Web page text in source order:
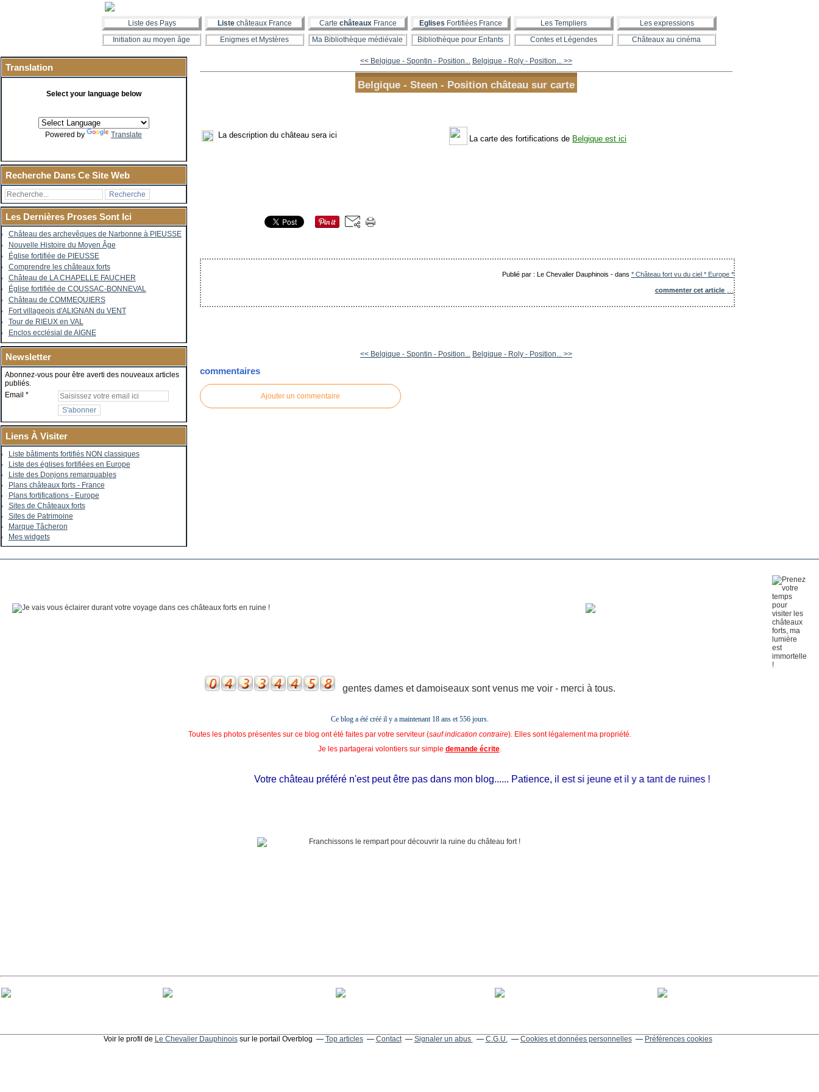
Liste des Pays Liste châteaux France Carte châteauxFrance Eglises Fortifiées France Les Templiers
Les expressions
Initiation au moyen âge
Enigmes et Mystères Ma Bibliothèque médiévale Bibliothèque pour Enfants Contes et Légendes Châteaux au cinéma
Translation
Select your language below
Powered by Translate
Recherche Dans Ce Site Web
Les Dernières Proses Sont Ici
Château des archevêques de Narbonne à PIEUSSE
Nouvelle Histoire du Moyen Âge
Église fortifiée de PIEUSSE
Comprendre les châteaux forts
Château de LA CHAPELLE FAUCHER
Église fortifiée de COUSSAC-BONNEVAL
Château de COMMEQUIERS
Fort villageois d'ALIGNAN du VENT
Tour de RIEUX en VAL
Enclos ecclésial de AIGNE
Newsletter
Abonnez-vous pour être averti des nouveaux articles
publiés.
Email
Liens À Visiter
Liste bâtiments fortifiés NON classiques
Liste des églises fortifiées en Europe
Liste des Donjons remarquables
Plans châteaux forts - France
Plans fortifications - Europe
Sites de Châteaux forts
Sites de Patrimoine
Marque Tâcheron
Mes widgets
<< Belgique - Spontin - Position... Belgique - Roly - Position... >>
Belgique - Steen - Position château sur carte
La description du château sera ici La carte des fortifications de Belgique est ici
Publié par : Le Chevalier Dauphinois -dans * Château fort vu du ciel * Europe *
commenter cet article
<< Belgique - Spontin - Position... Belgique - Roly - Position... >>
commentaires
Ajouter un commentaire
gentes dames et damoiseaux sont venus me voir - merci à tous.
Ce blog a été créé il y a maintenant 18 ans et556 jours.
Toutes les photos présentes sur ce blog ont été faites par votre serviteur (sauf indication contraire). Elles sont légalement ma propriété.
Je les partagerai volontiers sur simple demande écrite.
Votre château préféré n'est peut être pas dans mon blog...... Patience, il est si jeune et il y a tant de ruines !
Voir le profil de Le Chevalier Dauphinoissur le portail Overblog Top articles Contact Signaler un abus C.G.U. Cookies et données personnelles Préférences cookies